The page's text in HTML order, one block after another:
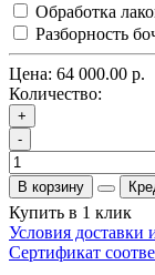
Обработка
Разборность
Цена: 64 000.00 р.
Количество:
+
-
В корзину
Купить в 1 клик
Условия доставки
Сертификат